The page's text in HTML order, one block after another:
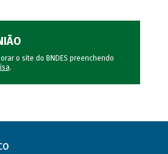
o site do BNDES preenchendo
.